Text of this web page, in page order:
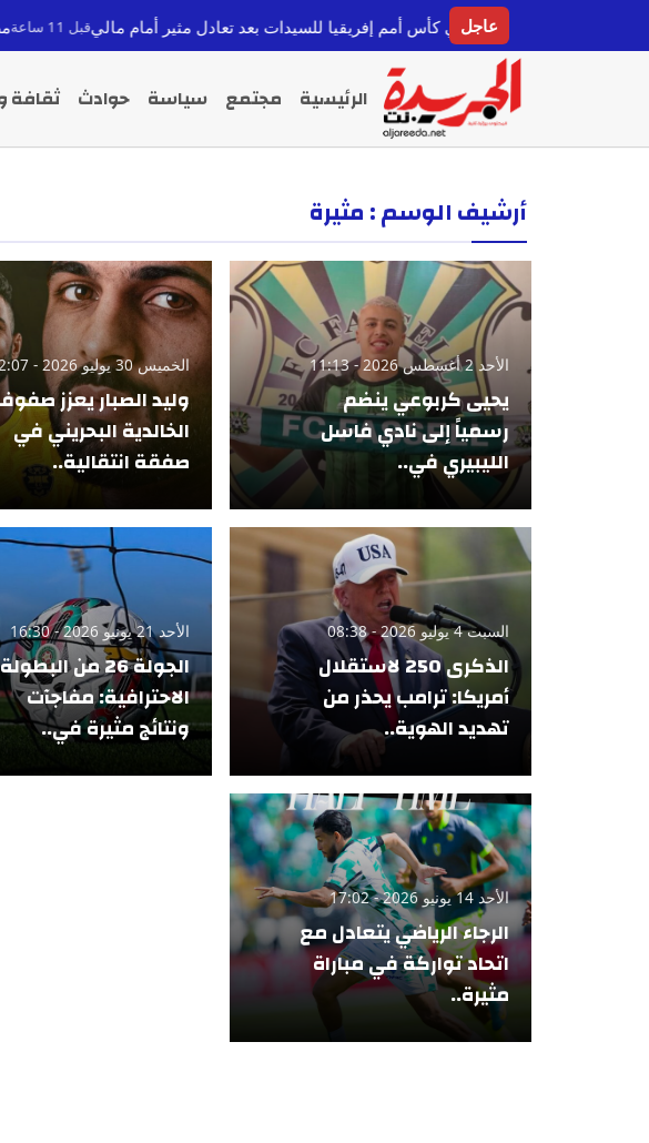
عاجل
التأهل لربع نهائي كأس أمم إفريقيا للسيدات بعد تعادل مثير أمام مالي قبل 11 ساعة مصطفى لخصم
الرئيسية مجتمع سياسة حوادث ثقافة
أرشيف الوسم : مثيرة
الأحد 2 أغسطس 2026 - 11:13
يحيى كربوعي ينضم
رسمياً إلى نادي فاسل
الليبيري في..
الخميس 30 يوليو 2026 - 22:07
وليد الصبار يعزز
الخالدية البحريني في
صفقة انتقالية..
السبت 4 يوليو 2026 - 08:38
الذكرى 250 لاستقلال
أمريكا: ترامب يحذر من
تهديد الهوية..
الأحد 21 يونيو 2026 - 16:30
الجولة 26 من البطولة
الاحترافية: مفاجآت
ونتائج مثيرة في..
الأحد 14 يونيو 2026 - 17:02
الرجاء الرياضي يتعادل مع
اتحاد تواركة في مباراة
مثيرة..